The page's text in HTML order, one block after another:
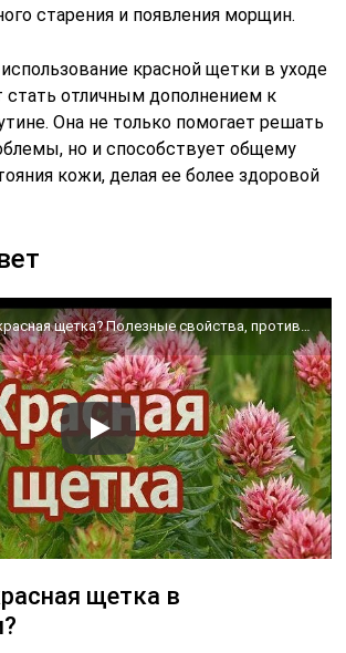
старения и появления морщин.
красной щетки в уходе
отличным дополнением к
Она не только помогает решать
но и способствует общему
кожи, делая ее более здоровой
щетка в